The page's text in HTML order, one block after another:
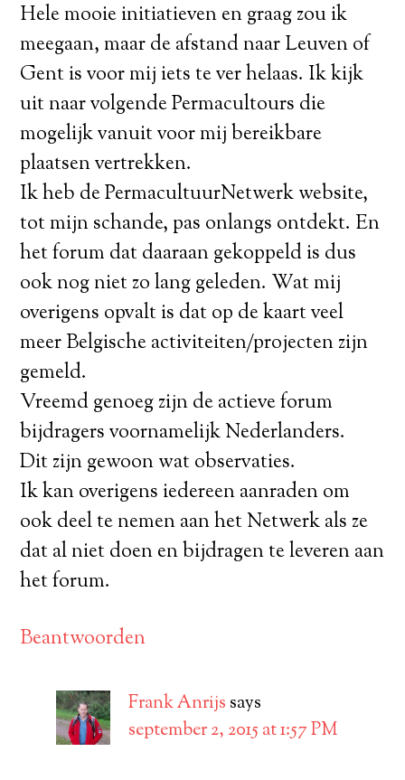
Hele mooie initiatieven en graag zou ik
meegaan, maar de afstand naar Leuven of
Gent is voor mij iets te ver helaas. Ik kijk
uit naar volgende Permacultours die
mogelijk vanuit voor mij bereikbare
plaatsen vertrekken.
Ik heb de PermacultuurNetwerk website,
tot mijn schande, pas onlangs ontdekt. En
het forum dat daaraan gekoppeld is dus
ook nog niet zo lang geleden. Wat mij
overigens opvalt is dat op de kaart veel
meer Belgische activiteiten/projecten zijn
gemeld.
Vreemd genoeg zijn de actieve forum
bijdragers voornamelijk Nederlanders.
Dit zijn gewoon wat observaties.
Ik kan overigens iedereen aanraden om
ook deel te nemen aan het Netwerk als ze
dat al niet doen en bijdragen te leveren aan
het forum.
Beantwoorden
Frank Anrijs says
september 2, 2015 at 1:57 PM